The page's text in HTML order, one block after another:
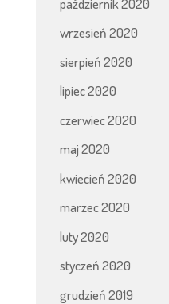
październik 2020
wrzesień 2020
sierpień 2020
lipiec 2020
czerwiec 2020
maj 2020
kwiecień 2020
marzec 2020
luty 2020
styczeń 2020
grudzień 2019